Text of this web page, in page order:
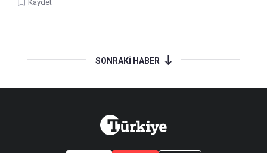
Kaydet
SONRAKİ HABER